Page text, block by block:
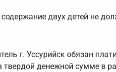
двух детей не
г. Уссурийск обязан
твердой денежной сумме в